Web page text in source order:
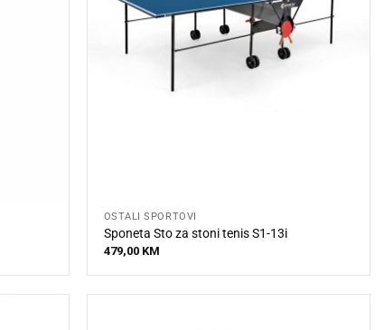
OSTALI SPORTOVI
Sponeta Sto za stoni tenis S1-13i
479,00 KM